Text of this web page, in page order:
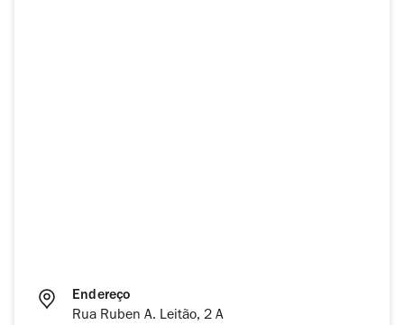
Endereço
Rua Ruben A. Leitão, 2 A